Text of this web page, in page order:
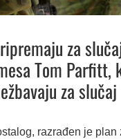
za
Tom
za
razrađen je plan